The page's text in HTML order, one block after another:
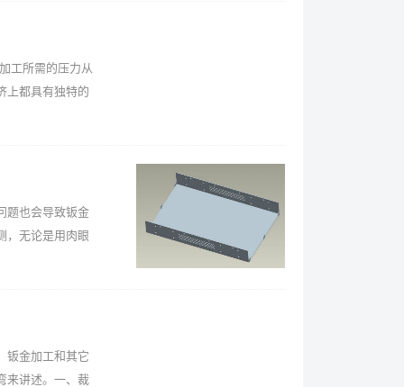
工所需的压力从
上都具有独特的
题也会导致钣金
，无论是用肉眼
钣金加工和其它
来讲述。一、裁